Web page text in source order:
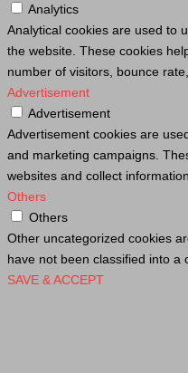
Analytics
Analytical cookies are used to
the website. These cookies
number of visitors, bounce
Advertisement
Advertisement
Advertisement cookies are
and marketing campaigns.
websites and collect
Others
Others
Other uncategorized cookies
have not been classified into a
SAVE & ACCEPT